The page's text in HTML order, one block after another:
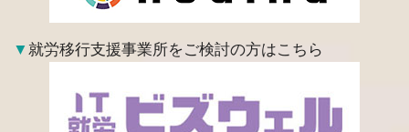
▼就労移行支援事業所をご検討の方はこちら